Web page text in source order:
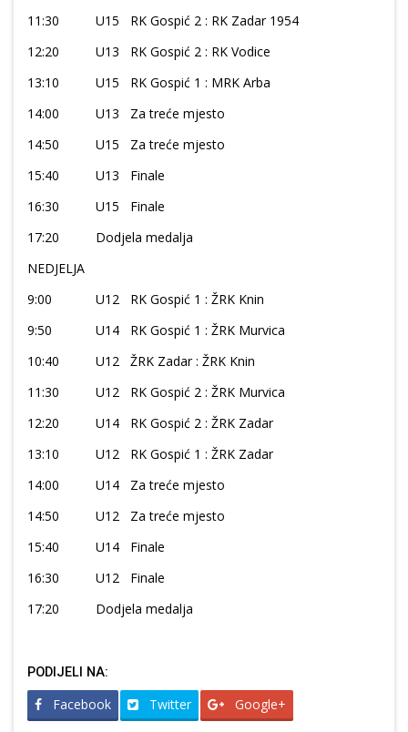
11:30 U15 RK Gospić 2 : RK Zadar 1954
12:20 U13 RK Gospić 2 : RK Vodice
13:10 U15 RK Gospić 1 : MRK Arba
14:00 U13 Za treće mjesto
14:50 U15 Za treće mjesto
15:40 U13 Finale
16:30 U15 Finale
17:20 Dodjela medalja
NEDJELJA
9:00 U12 RK Gospić 1 : ŽRK Knin
9:50 U14 RK Gospić 1 : ŽRK Murvica
10:40 U12 ŽRK Zadar : ŽRK Knin
11:30 U12 RK Gospić 2 : ŽRK Murvica
12:20 U14 RK Gospić 2 : ŽRK Zadar
13:10 U12 RK Gospić 1 : ŽRK Zadar
14:00 U14 Za treće mjesto
14:50 U12 Za treće mjesto
15:40 U14 Finale
16:30 U12 Finale
17:20 Dodjela medalja
PODIJELI NA:
Facebook Twitter Google+